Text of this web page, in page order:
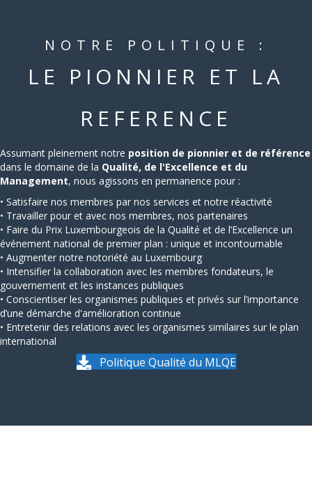
NOTRE POLITIQUE :
LE PIONNIER ET LA
REFERENCE
Assumant pleinement notre position de pionnier et de référence
dans le domaine de la Qualité, de l'Excellence et du
Management, nous agissons en permanence pour :
• Satisfaire nos membres par nos services et notre réactivité
• Travailler pour et avec nos membres, nos partenaires
• Faire du Prix Luxembourgeois de la Qualité et de l’Excellence un
événement national de premier plan : unique et incontournable
• Augmenter notre notoriété au Luxembourg
• Intensifier la collaboration avec les membres fondateurs, le
gouvernement et les instances publiques
• Conscientiser les organismes publiques et privés sur l’importance
d’une démarche d'amélioration continue
• Entretenir des relations avec les organismes similaires sur le plan
international
Politique Qualité du MLQE